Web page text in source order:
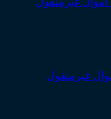
غیرمنقول